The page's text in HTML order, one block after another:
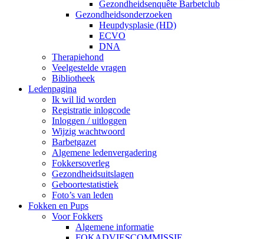
Gezondheidsenquête Barbetclub
Gezondheidsonderzoeken
Heupdysplasie (HD)
ECVO
DNA
Therapiehond
Veelgestelde vragen
Bibliotheek
Ledenpagina
Ik wil lid worden
Registratie inlogcode
Inloggen / uitloggen
Wijzig wachtwoord
Barbetgazet
Algemene ledenvergadering
Fokkersoverleg
Gezondheidsuitslagen
Geboortestatistiek
Foto’s van leden
Fokken en Pups
Voor Fokkers
Algemene informatie